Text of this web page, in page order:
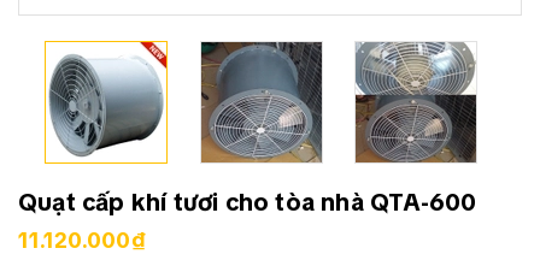
Quạt cấp khí tươi cho tòa nhà QTA-600
11.120.000₫